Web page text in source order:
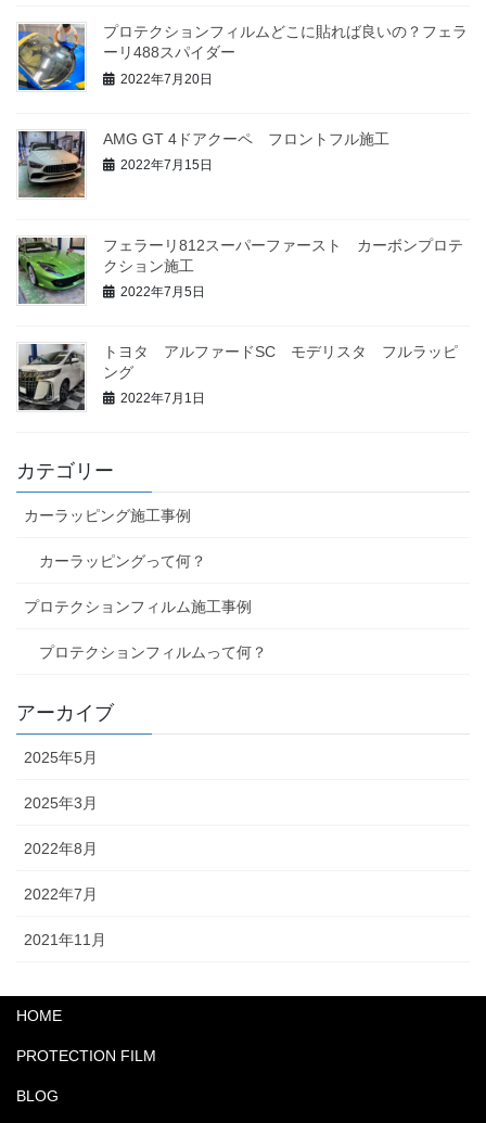
プロテクションフィルムどこに貼れば良いの？フェラ
ーリ488スパイダー
2022年7月20日
AMG GT 4ドアクーペ フロントフル施工
2022年7月15日
フェラーリ812スーパーファースト カーボンプロテ
クション施工
2022年7月5日
トヨタ アルファードSC モデリスタ フルラッピ
ング
2022年7月1日
カテゴリー
カーラッピング施工事例
カーラッピングって何？
プロテクションフィルム施工事例
プロテクションフィルムって何？
アーカイブ
2025年5月
2025年3月
2022年8月
2022年7月
2021年11月
HOME
PROTECTION FILM
BLOG